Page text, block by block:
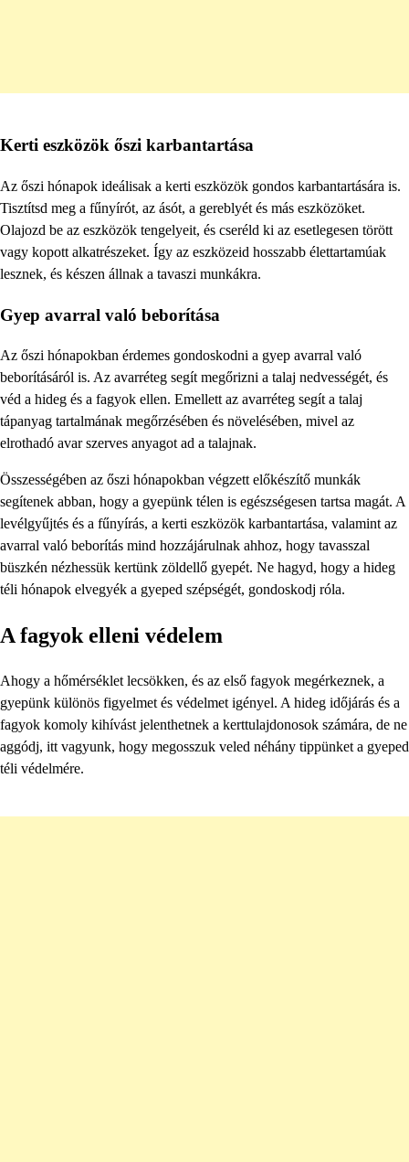
Kerti eszközök őszi karbantartása
Az őszi hónapok ideálisak a kerti eszközök gondos karbantartására is.
Tisztítsd meg a fűnyírót, az ásót, a gereblyét és más eszközöket.
Olajozd be az eszközök tengelyeit, és cseréld ki az esetlegesen törött
vagy kopott alkatrészeket. Így az eszközeid hosszabb élettartamúak
lesznek, és készen állnak a tavaszi munkákra.
Gyep avarral való beborítása
Az őszi hónapokban érdemes gondoskodni a gyep avarral való
beborításáról is. Az avarréteg segít megőrizni a talaj nedvességét, és
véd a hideg és a fagyok ellen. Emellett az avarréteg segít a talaj
tápanyag tartalmának megőrzésében és növelésében, mivel az
elrothadó avar szerves anyagot ad a talajnak.
Összességében az őszi hónapokban végzett előkészítő munkák
segítenek abban, hogy a gyepünk télen is egészségesen tartsa magát. A
levélgyűjtés és a fűnyírás, a kerti eszközök karbantartása, valamint az
avarral való beborítás mind hozzájárulnak ahhoz, hogy tavasszal
büszkén nézhessük kertünk zöldellő gyepét. Ne hagyd, hogy a hideg
téli hónapok elvegyék a gyeped szépségét, gondoskodj róla.
A fagyok elleni védelem
Ahogy a hőmérséklet lecsökken, és az első fagyok megérkeznek, a
gyepünk különös figyelmet és védelmet igényel. A hideg időjárás és a
fagyok komoly kihívást jelenthetnek a kerttulajdonosok számára, de ne
aggódj, itt vagyunk, hogy megosszuk veled néhány tippünket a gyeped
téli védelmére.